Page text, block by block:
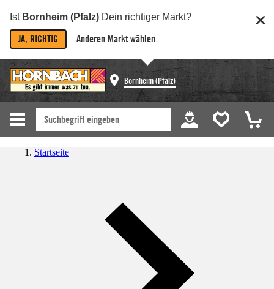
Ist Bornheim (Pfalz) Dein richtiger Markt?
JA, RICHTIG Anderen Markt wählen
Bornheim (Pfalz)
Startseite